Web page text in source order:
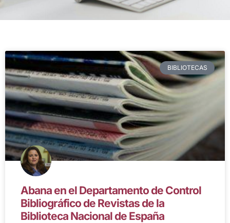
BIBLIOTECAS
Abana en el Departamento de Control
Bibliográfico de Revistas de la
Biblioteca Nacional de España